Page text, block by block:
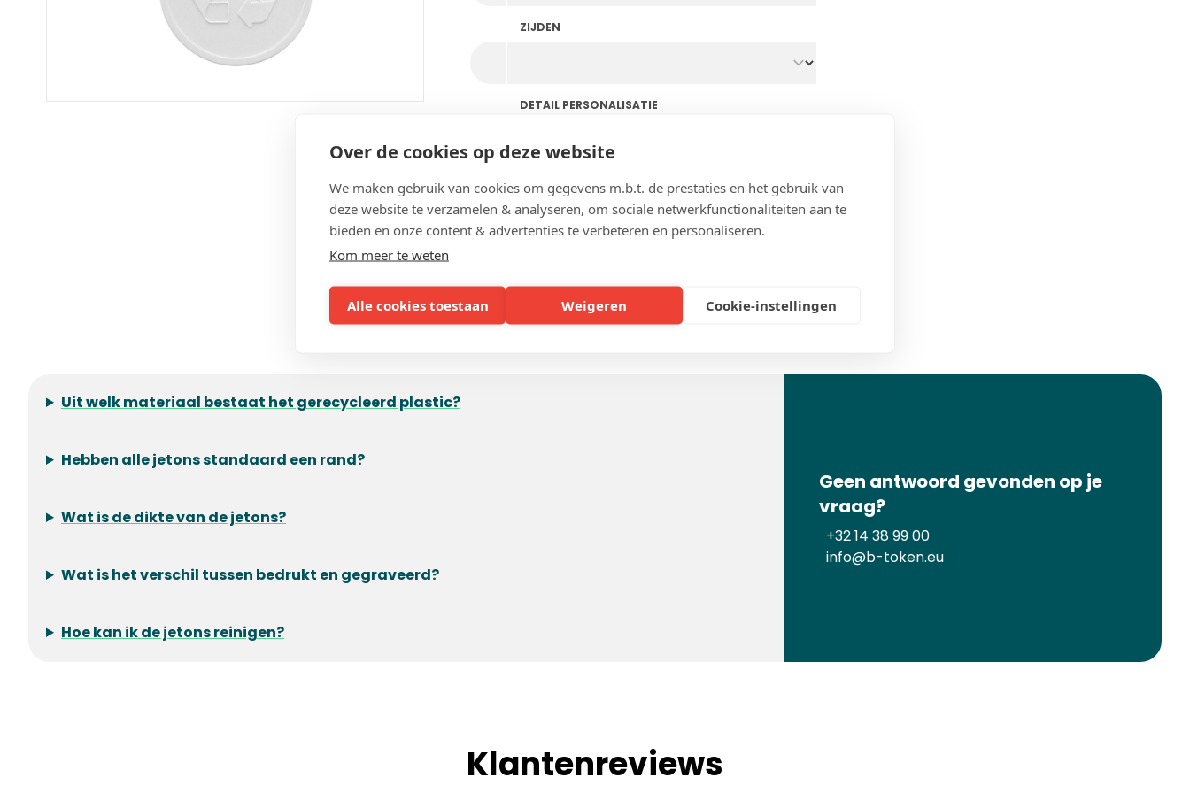
Over de cookies op deze website
We maken gebruik van cookies om gegevens m.b.t. de prestaties en het gebruik van
deze website te verzamelen & analyseren, om sociale netwerkfunctionaliteiten aan te
bieden en onze content & advertenties te verbeteren en personaliseren.
Kom meer te weten
Alle cookies toestaan Weigeren Cookie-instellingen
ZIJDEN
DETAIL PERSONALISATIE
Veelgestelde vragen
Uit welk materiaal bestaat het gerecycleerd plastic?
Hebben alle jetons standaard een rand?
Wat is de dikte van de jetons?
Wat is het verschil tussen bedrukt en gegraveerd?
Hoe kan ik de jetons reinigen?
Geen antwoord gevonden op je
vraag?
+32 14 38 99 00
info@b-token.eu
Klantenreviews